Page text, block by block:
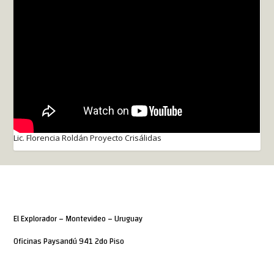
Lic. Florencia Roldán Proyecto Crisálidas
El Explorador – Montevideo – Uruguay
Oficinas Paysandú 941 2do Piso